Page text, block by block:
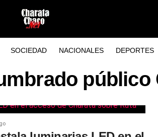
SOCIEDAD NACIONALES DEPORTES
público